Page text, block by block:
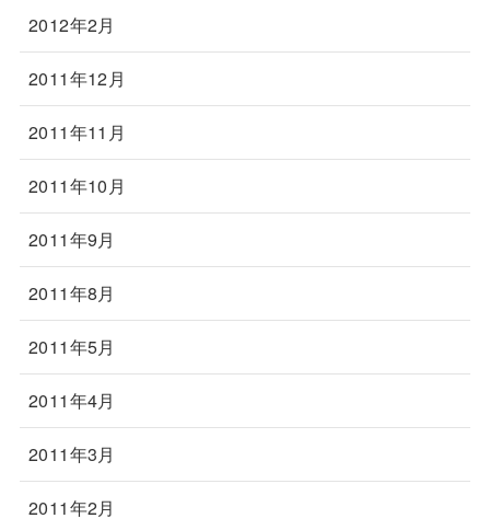
2012年2月
2011年12月
2011年11月
2011年10月
2011年9月
2011年8月
2011年5月
2011年4月
2011年3月
2011年2月